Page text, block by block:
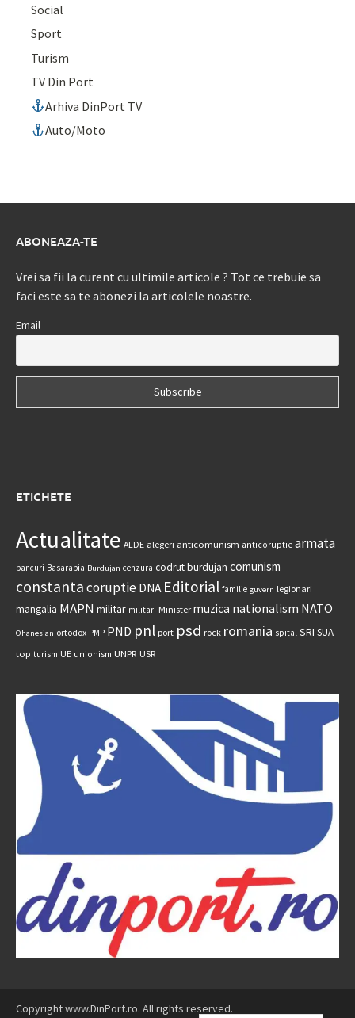
Social
Sport
Turism
TV Din Port
Arhiva DinPort TV
Auto/Moto
ABONEAZA-TE
Vrei sa fii la curent cu ultimile articole ? Tot ce trebuie sa
faci este sa te abonezi la articolele noastre.
Email
ETICHETE
Actualitate ALDE alegeri anticomunism anticoruptie armata
bancuri Basarabia Burdujan cenzura codrut burdujan comunism
constantacoruptie DNA Editorial familie guvern legionari
mangalia MAPN militar militari Minister muzica nationalism NATO
Ohanesian ortodox PMP PND pnl port psd rock romania spital SRI SUA
top turism UE unionism UNPR USR
Copyright www.DinPort.ro. All rights reserved.